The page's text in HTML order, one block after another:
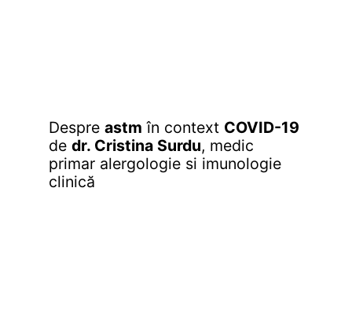
Despre astm în context COVID-19
de dr. Cristina Surdu, medic
primar alergologie si imunologie
clinică